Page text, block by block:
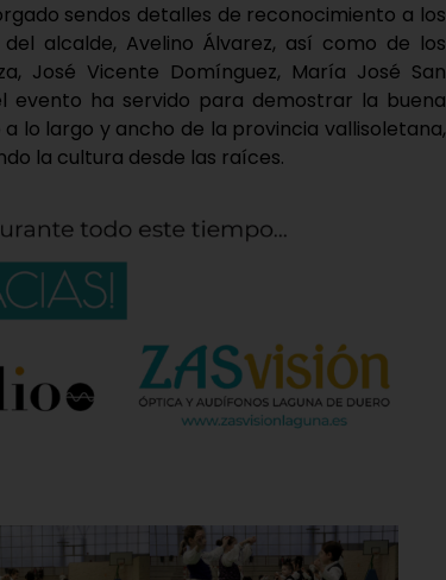
sendos detalles de reconocimiento a los
alcalde, Avelino Álvarez, así como de los
José Vicente Domínguez, María José San
evento ha servido para demostrar la buena
lo largo y ancho de la provincia vallisoletana,
la cultura desde las raíces.